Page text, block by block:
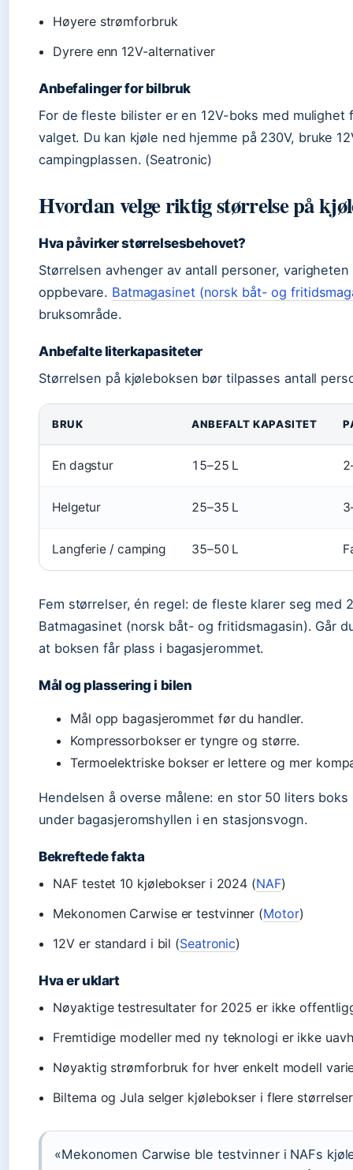
Høyere strømforbruk
Dyrere enn 12V-alternativer
Anbefalinger for bilbruk
For de fleste bilister er en 12V-boks med
valget. Du kan kjøle ned hjemme på 230V, bruke
campingplassen. (Seatronic)
Hvordan velge riktig størrelse på
Hva påvirker størrelsesbehovet?
Størrelsen avhenger av antall personer,
oppbevare. Batmagasinet (norsk båt- og
bruksområde.
Anbefalte literkapasiteter
Størrelsen på kjøleboksen bør tilpasses antall
BRUK ANBEFALT KAPASITET
En dagstur 15–25 L
Helgetur 25–35 L
Langferie / camping 35–50 L
Fem størrelser, én regel: de fleste klarer seg med
Batmagasinet (norsk båt- og fritidsmagasin). Går
at boksen får plass i bagasjerommet.
Mål og plassering i bilen
Mål opp bagasjerommet før du handler.
Kompressorbokser er tyngre og større.
Termoelektriske bokser er lettere og mer
Hendelsen å overse målene: en stor 50 liters
under bagasjeromshyllen i en stasjonsvogn.
Bekreftede fakta
NAF testet 10 kjølebokser i 2024 (NAF)
Mekonomen Carwise er testvinner (Motor)
12V er standard i bil (Seatronic)
Hva er uklart
Nøyaktige testresultater for 2025 er ikke
Fremtidige modeller med ny teknologi er ikke
Nøyaktig strømforbruk for hver enkelt modell
Biltema og Jula selger kjølebokser i flere
«Mekonomen Carwise ble testvinner i NAFs